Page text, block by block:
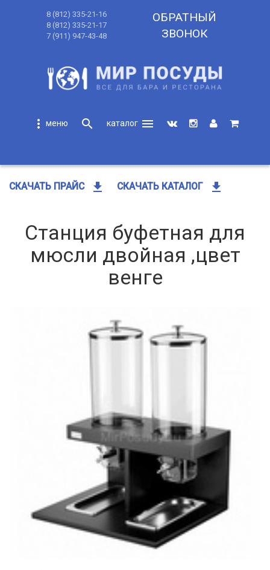
8 (812) 335-21-16
8 (812) 335-21-17
7 (911) 947-43-48
ОБРАТНЫЙ
ЗВОНОК
more_vert search
menu
СКАЧАТЬ ПРАЙС get_app СКАЧАТЬ КАТАЛОГ get_app
Станция буфетная для
мюсли двойная ,цвет
венге